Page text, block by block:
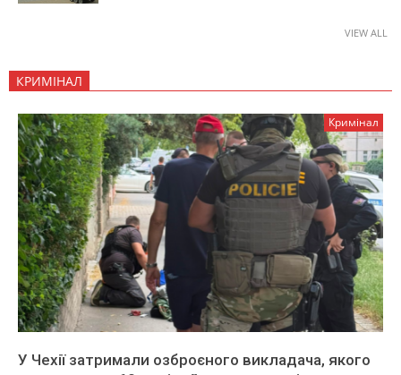
VIEW ALL
КРИМІНАЛ
Кримінал
У Чехії затримали озброєного викладача, якого